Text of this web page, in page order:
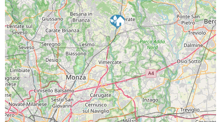
PAGINE SOCIAL